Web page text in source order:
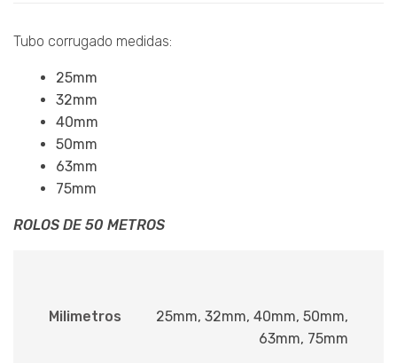
Tubo corrugado medidas:
25mm
32mm
40mm
50mm
63mm
75mm
ROLOS DE 50 METROS
Milimetros
25mm, 32mm, 40mm, 50mm,
63mm, 75mm